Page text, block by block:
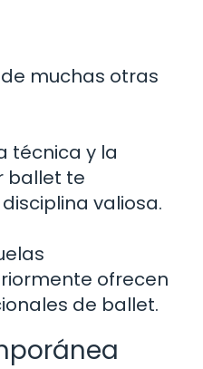
muchas otras
técnica y la
ballet te
valiosa.
ofrecen
de ballet.